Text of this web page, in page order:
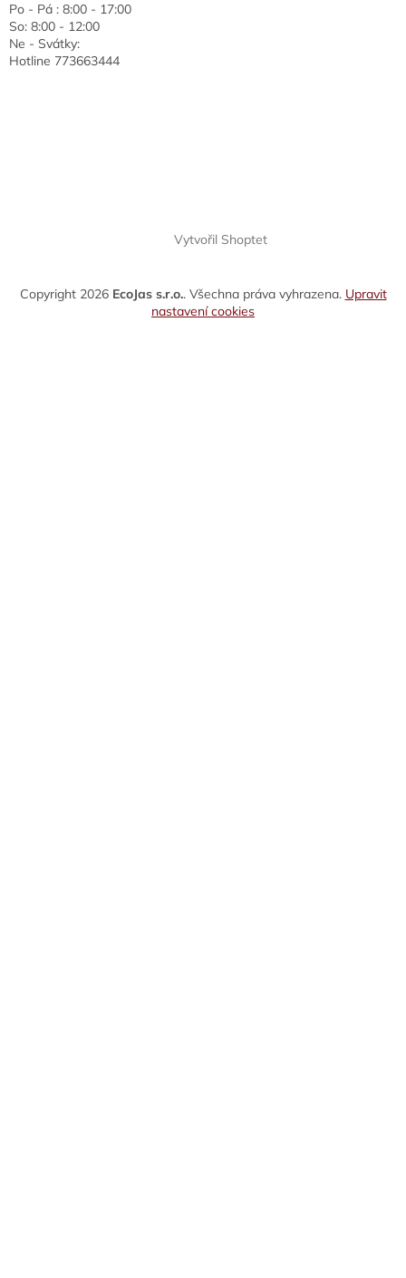
Po - Pá : 8:00 - 17:00
So: 8:00 - 12:00
Ne - Svátky:
Hotline 773663444
Vytvořil Shoptet
Copyright 2026 EcoJas s.r.o.. Všechna práva vyhrazena. Upravit
nastavení cookies